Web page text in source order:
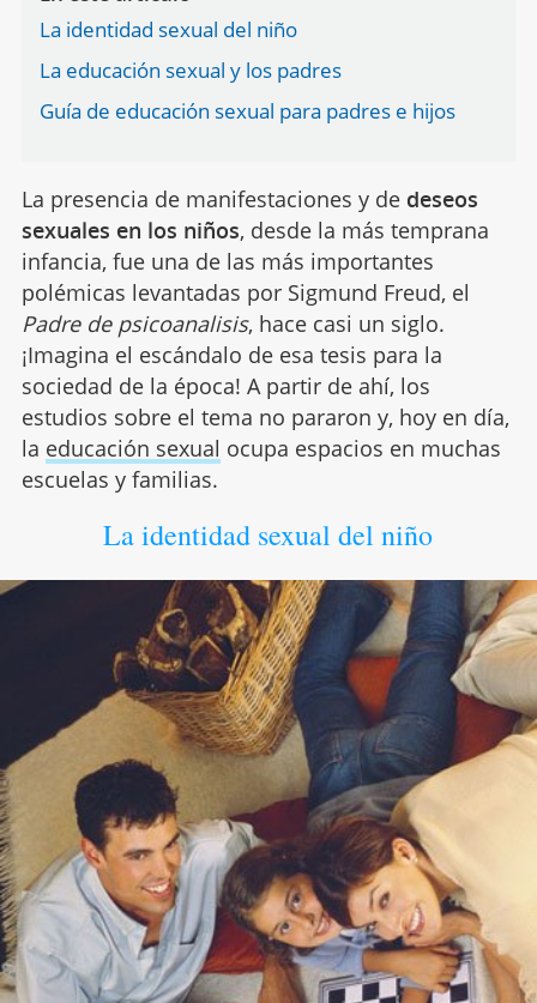
La identidad sexual del niño
La educación sexual y los padres
Guía de educación sexual para padres e hijos
La presencia de manifestaciones y de deseos
sexuales en los niños, desde la más temprana
infancia, fue una de las más importantes
polémicas levantadas por Sigmund Freud, el
Padre de psicoanalisis, hace casi un siglo.
¡Imagina el escándalo de esa tesis para la
sociedad de la época! A partir de ahí, los
estudios sobre el tema no pararon y, hoy en día,
la educación sexual ocupa espacios en muchas
escuelas y familias.
La identidad sexual del niño